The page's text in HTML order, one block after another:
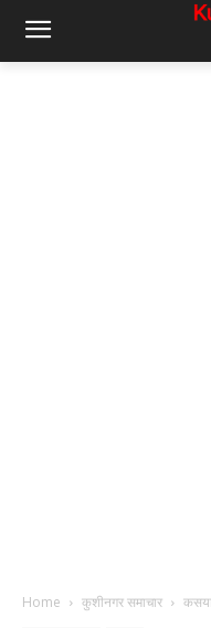
Home कुशीनगर समाचार